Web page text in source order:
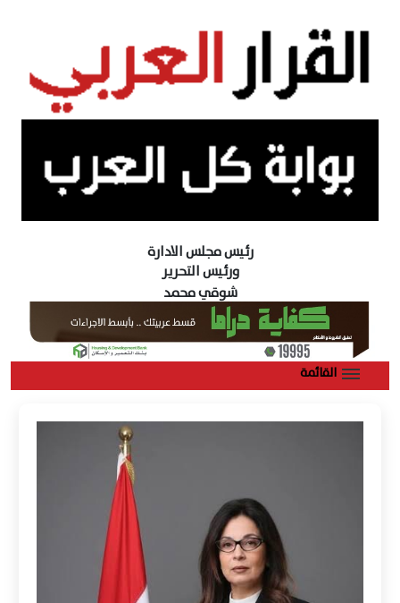
رئيس مجلس الادارة
ورئيس التحرير
شوقي محمد
القائمة